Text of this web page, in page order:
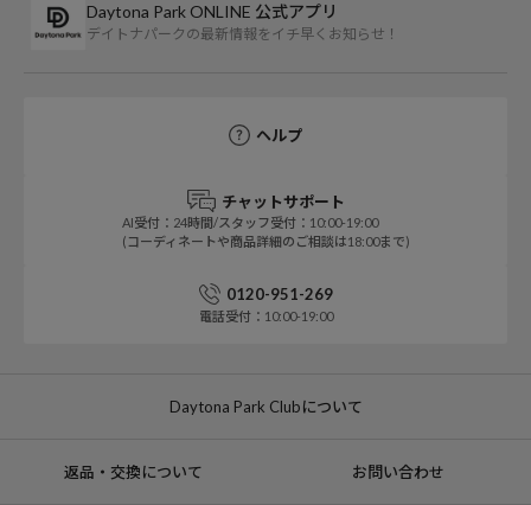
Daytona Park ONLINE 公式アプリ
デイトナパークの最新情報をイチ早くお知らせ！
ヘルプ
チャットサポート
AI受付：24時間/スタッフ受付：10:00-19:00
(コーディネートや商品詳細のご相談は18:00まで)
0120-951-269
電話受付：10:00-19:00
Daytona Park Clubについて
返品・交換について お問い合わせ